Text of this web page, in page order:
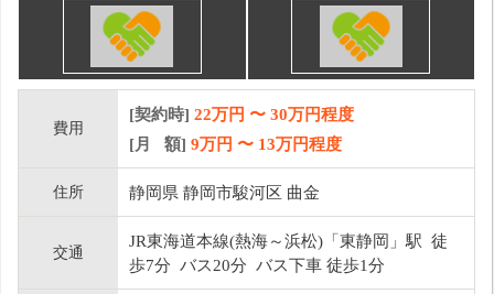
費用
[契約時] 22万円 〜 30万円程度
[月 額] 9万円 〜 13万円程度
住所 静岡県 静岡市駿河区 曲金
交通
JR東海道本線(熱海～浜松)「東静岡」駅 徒
歩7分 バス20分 バス下車 徒歩1分